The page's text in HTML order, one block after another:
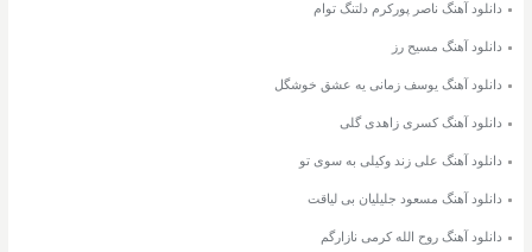
دانلود آهنگ ناصر پورکرم دلتنگ توام
دانلود آهنگ مسیح رز
دانلود آهنگ یوسف زمانی یه عشق خوشگل
دانلود آهنگ کسری زاهدی گلی
دانلود آهنگ علی زند وکیلی به سوی تو
دانلود آهنگ مسعود جلیلیان بی لیاقت
دانلود آهنگ روح الله کرمی نازارگم